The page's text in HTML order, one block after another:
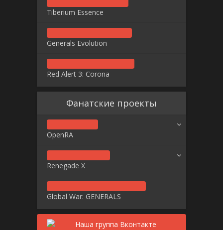
Tiberium Essence
Generals Evolution
Red Alert 3: Corona
Фанатские проекты
OpenRA
Renegade X
Global War: GENERALS